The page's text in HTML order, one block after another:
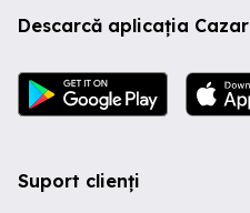
Descarcă aplicația
Suport clienți